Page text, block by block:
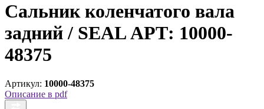
Сальник коленчатого вала
задний / SEAL АРТ: 10000-
48375
Артикул: 10000-48375
Описание в pdf